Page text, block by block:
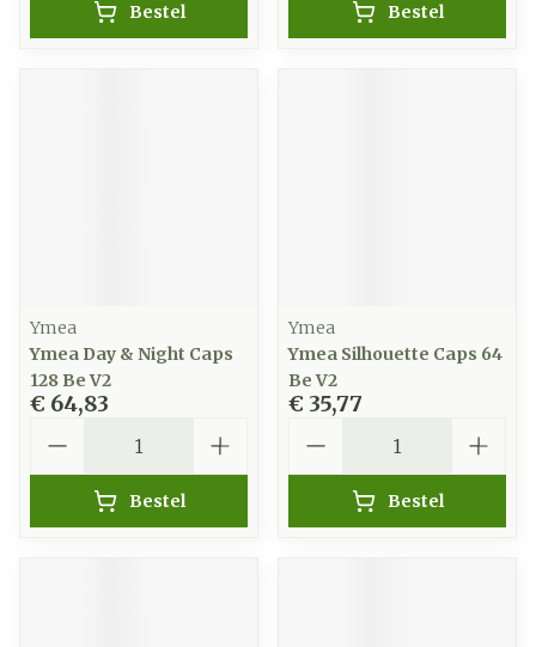
Bestel Bestel
Ymea
Ymea Day & Night Caps
128 Be V2
€ 64,83
Bestel
Ymea
Ymea Silhouette Caps 64
Be V2
€ 35,77
Bestel